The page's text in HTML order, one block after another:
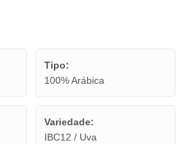
Tipo:
100% Arábica
Variedade:
IBC12 / Uva